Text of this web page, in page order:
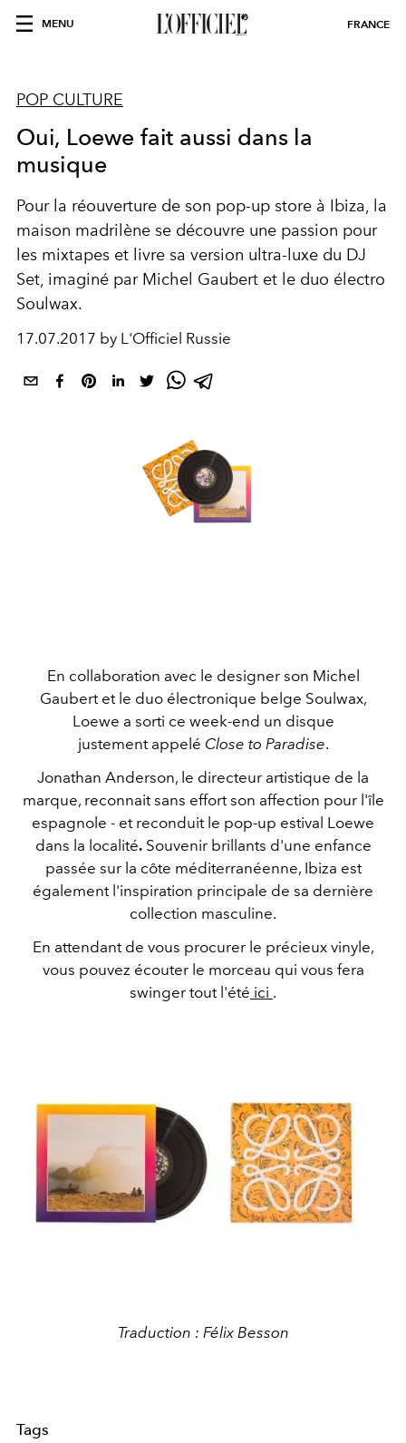
MENU FRANCE
POP CULTURE
Oui, Loewe fait aussi dans la
musique
Pour la réouverture de son pop-up store à Ibiza, la
maison madrilène se découvre une passion pour
les mixtapes et livre sa version ultra-luxe du DJ
Set, imaginé par Michel Gaubert et le duo électro
Soulwax.
17.07.2017 by L'Officiel Russie
En collaboration avec le designer son Michel
Gaubert et le duo électronique belge Soulwax,
Loewe a sorti ce week-end un disque
justement appelé Close to Paradise.
Jonathan Anderson, le directeur artistique de la
marque, reconnait sans effort son affection pour l'île
espagnole - et reconduit le pop-up estival Loewe
dans la localité.Souvenir brillants d'une enfance
passée sur la côte méditerranéenne, Ibiza est
également l'inspiration principale de sa dernière
collection masculine.
En attendant de vous procurer le précieux vinyle,
vous pouvez écouter le morceau qui vous fera
swinger tout l'été ici .
Traduction : Félix Besson
Tags